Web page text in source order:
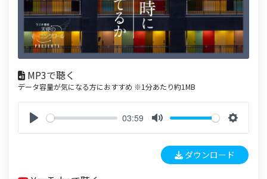
MP3で聴く
データ容量が気になる方におすすめ ※1分あたり約1MB
03:59
e
t
ダウンロード